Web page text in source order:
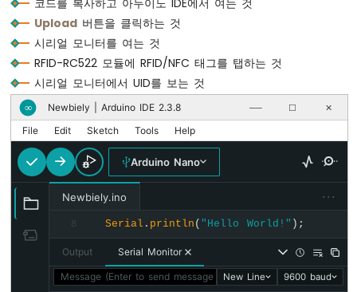
-
서
보
모
아
두
이
노
나
노
가
      }
else {
Serial. print
for (int
Serial.print
Serial
print
        }
Serial.println
      }
      rfid.
PICC_HaltA
// PICC 정지
      rfid.
PCD_StopCrypto1(); // PCD에서
    }
코드를 복사하고 아두이노 IDE에서 여는 것
Upload 버튼을 클릭하는 것
시리얼 모니터를 여는 것
RFID-RC522 모듈에 RFID/NFC 태그를 탭하는 것
시리얼 모니터에서 UID를 보는 것
∞ Newbiely | Arduino IDE 2.3.8 ── ☐ ✕
File Edit Sketch Tools Help
Arduino Nano
Newbiely.ino ···
8 Serial . println ( "Hello World!" );
Output Serial Monitor
Message (Enter to send message to 'Arduino Nano' on 'COM15')
New Line 9600 baud